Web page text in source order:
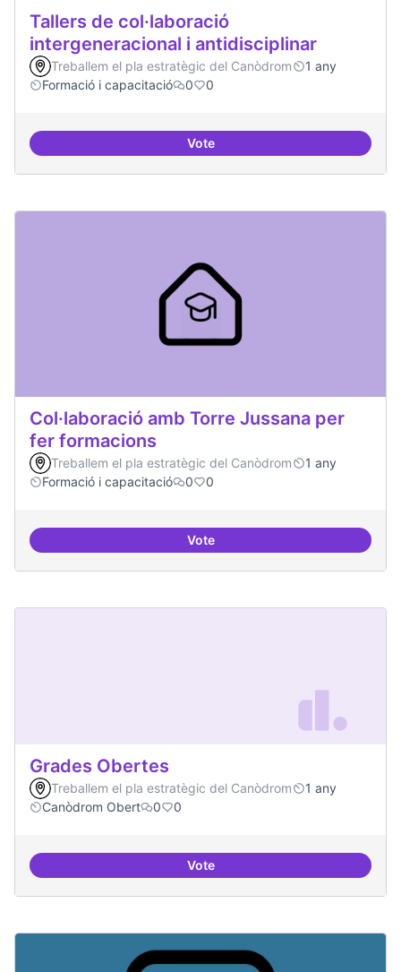
Tallers de col·laboració
intergeneracional i antidisciplinar
Treballem el pla estratègic del Canòdrom
1 any
Formació i capacitació
0 0
VoteTallers de col·laboració
Col·laboració amb Torre Jussana per
fer formacions
Treballem el pla estratègic del Canòdrom
1 any
Formació i capacitació
0 0
VoteCol·laboració amb Torre
Grades Obertes
Treballem el pla estratègic del Canòdrom
1 any
Canòdrom Obert
0 0
VoteGrades Obertes